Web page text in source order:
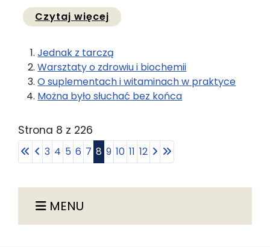
MENU
Czytaj więcej Przejdź do pełnej
Jednak z tarczą
Warsztaty o zdrowiu i biochemii
O suplementach i witaminach w praktyce
Można było słuchać bez końca
Strona 8 z 226
3 4 5 6 7 8 9 10 11 12